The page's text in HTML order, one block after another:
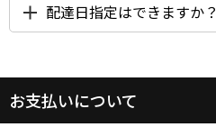
配達日指定はできますか？
お支払いについて